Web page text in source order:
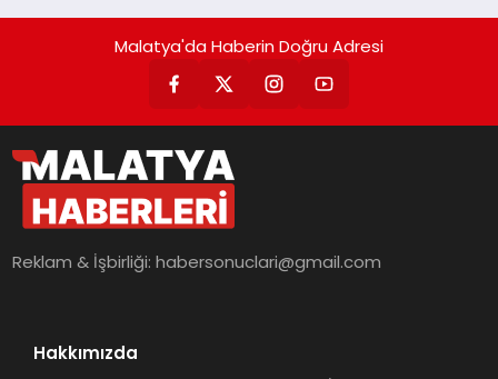
Malatya'da Haberin Doğru Adresi
Reklam & İşbirliği:habersonuclari@gmail.com
Hakkımızda